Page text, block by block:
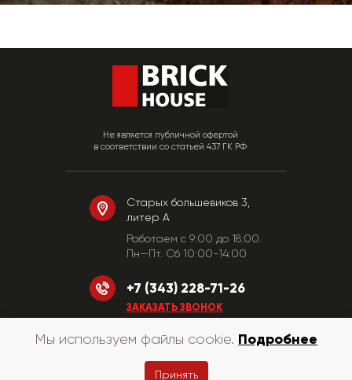
Не является публичной офертой
в соответствии со статьей 437 ГК РФ
Старых большевиков 3,
литер А
Работаем c 9:00 до 18:00.
Пн—Пт. Сб 10:00-14:00
+7 (343) 228-71-26
ЗАКАЗАТЬ ЗВОНОК
© «КирпичХаус» 2010-2026
Мы используем файлы cookie. Подробнее
Принять